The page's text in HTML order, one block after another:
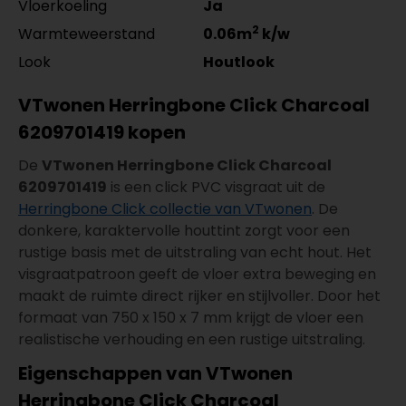
Vloerkoeling
Ja
Warmteweerstand
0.06m2 k/w
Look
Houtlook
VTwonen Herringbone Click Charcoal
6209701419 kopen
De VTwonen Herringbone Click Charcoal
6209701419 is een click PVC visgraat uit de
Herringbone Click collectie van VTwonen. De
donkere, karaktervolle houttint zorgt voor een
rustige basis met de uitstraling van echt hout. Het
visgraatpatroon geeft de vloer extra beweging en
maakt de ruimte direct rijker en stijlvoller. Door het
formaat van 750 x 150 x 7 mm krijgt de vloer een
realistische verhouding en een rustige uitstraling.
Eigenschappen van VTwonen
Herringbone Click Charcoal